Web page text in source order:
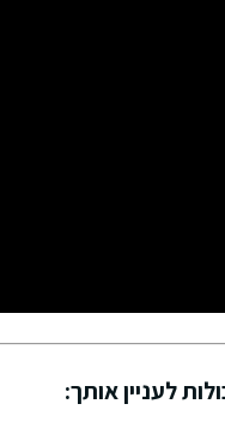
לעניין אותך: